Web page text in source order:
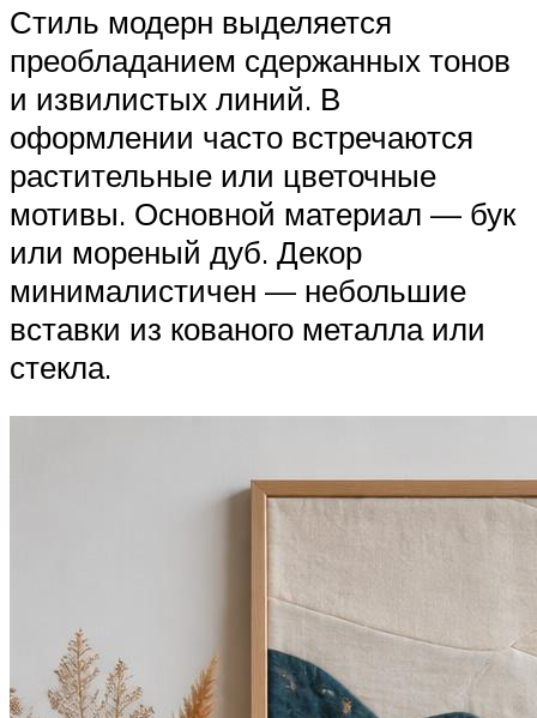
Стиль модерн выделяется
преобладанием сдержанных тонов
и извилистых линий. В
оформлении часто встречаются
растительные или цветочные
мотивы. Основной материал — бук
или мореный дуб. Декор
минималистичен — небольшие
вставки из кованого металла или
стекла.